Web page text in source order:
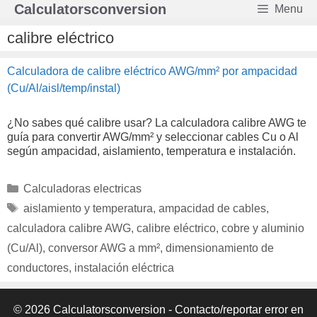
Saltar
contenido
Calculatorsconversion Menu
calibre eléctrico
Calculadora de calibre eléctrico AWG/mm² por ampacidad
(Cu/Al/aisl/temp/instal)
¿No sabes qué calibre usar? La calculadora calibre AWG te
guía para convertir AWG/mm² y seleccionar cables Cu o Al
según ampacidad, aislamiento, temperatura e instalación.
Categorías
Calculadoras electricas
Etiquetas
aislamiento y temperatura, ampacidad de cables,
calculadora calibre AWG, calibre eléctrico, cobre y aluminio
(Cu/Al), conversor AWG a mm², dimensionamiento de
conductores, instalación eléctrica
© 2026 Calculatorsconversion - Contacto/reportar error en